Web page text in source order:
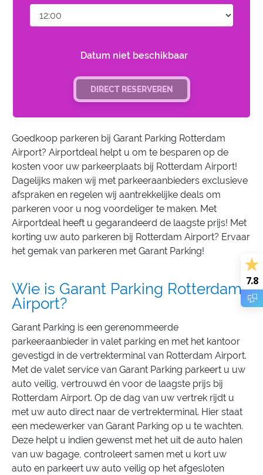
Datum niet beschikbaar
DIRECT RESERVEREN
Goedkoop parkeren bij Garant Parking Rotterdam
Airport? Airportdeal helpt u om te besparen op de
kosten voor uw parkeerplaats bij Rotterdam Airport!
Dagelijks maken wij met parkeeraanbieders exclusieve
afspraken en regelen wij aantrekkelijke deals om
parkeren voor u nog voordeliger te maken. Met
Airportdeal heeft u gegarandeerd de laagste prijs! Met
korting uw auto parkeren bij Rotterdam Airport? Ervaar
het gemak van parkeren met Garant Parking!
Wie is Garant Parking Rotterdam
Airport?
Garant Parking is een gerenommeerde
parkeeraanbieder in valet parking en met het kantoor
gevestigd in de vertrekterminal van Rotterdam Airport.
Met de valet service van Garant Parking parkeert u uw
auto veilig, vertrouwd én voor de laagste prijs bij
Rotterdam Airport. Op de dag van uw vertrek rijdt u
met uw auto direct naar de vertrekterminal. Hier staat
een medewerker van Garant Parking op u te wachten.
Deze helpt u indien gewenst met het uit de auto halen
van uw bagage, controleert samen met u kort uw
auto en parkeert uw auto veilig op het afgesloten
7.8